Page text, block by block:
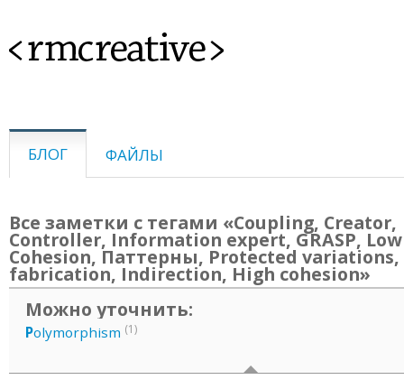
<rmcreative>
БЛОГ ФАЙЛЫ
Все заметки с тегами «Coupling, Creator,
Controller, Information expert, GRASP,
Cohesion, Паттерны, Protected variations,
fabrication, Indirection, High cohesion»
Можно уточнить:
Polymorphism (1)